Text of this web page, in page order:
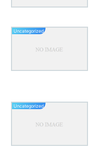
Uncategorized
Uncategorized